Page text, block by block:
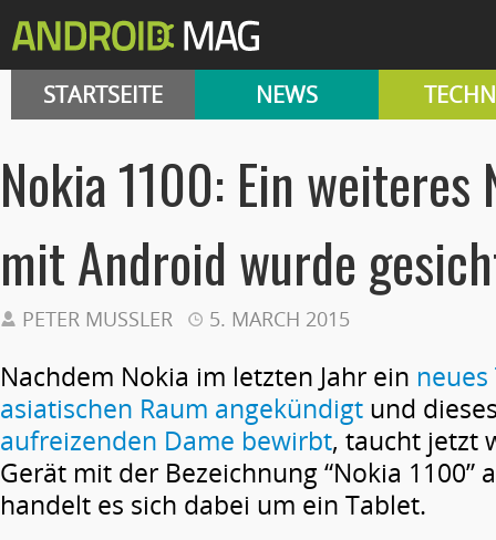
STARTSEITE NEWS
Nokia 1100: Ein weiteres
mit Android wurde
PETER MUSSLER 5. MARCH 2015
Nachdem Nokia im letzten Jahr ein
asiatischen Raum angekündigt und
aufreizenden Dame bewirbt, taucht jetzt
Gerät mit der Bezeichnung “Nokia 1100”
handelt es sich dabei um ein Tablet.